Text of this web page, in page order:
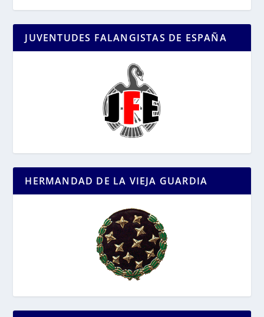
JUVENTUDES FALANGISTAS DE ESPAÑA
HERMANDAD DE LA VIEJA GUARDIA